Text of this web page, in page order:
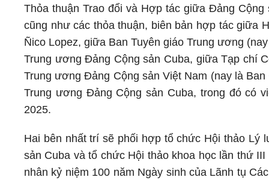
Thỏa thuận Trao đổi và Hợp tác giữa Đảng
cũng như các thỏa thuận, biên bản hợp tác giữa
Ñico Lopez, giữa Ban Tuyên giáo Trung ương
Trung ương Đảng Cộng sản Cuba, giữa Tạp chí
Trung ương Đảng Cộng sản Việt Nam (nay là
Trung ương Đảng Cộng sản Cuba, trong đó có
2025.
Hai bên nhất trí sẽ phối hợp tổ chức Hội thảo Lý
sản Cuba và tổ chức Hội thảo khoa học lần thứ
nhân kỷ niệm 100 năm Ngày sinh của Lãnh tụ